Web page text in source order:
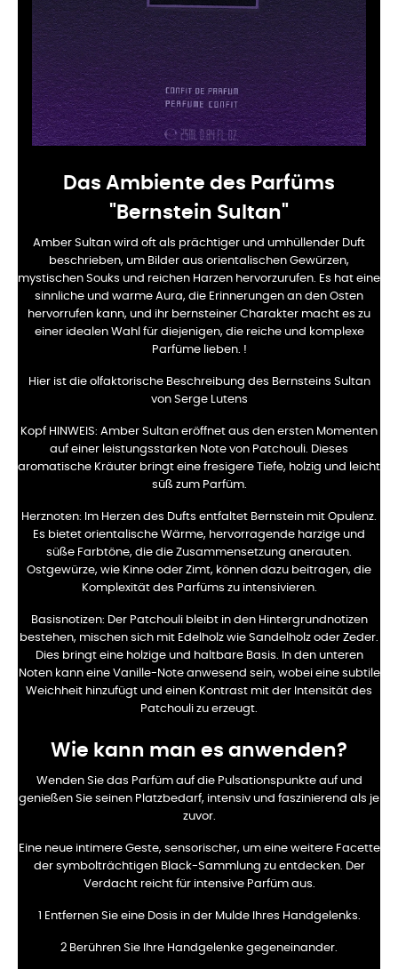
Das Ambiente des Parfüms
"Bernstein Sultan"
Amber Sultan wird oft als prächtiger und umhüllender Duft
beschrieben, um Bilder aus orientalischen Gewürzen,
mystischen Souks und reichen Harzen hervorzurufen. Es hat eine
sinnliche und warme Aura, die Erinnerungen an den Osten
hervorrufen kann, und ihr bernsteiner Charakter macht es zu
einer idealen Wahl für diejenigen, die reiche und komplexe
Parfüme lieben. !
Hier ist die olfaktorische Beschreibung des Bernsteins Sultan
von Serge Lutens
Kopf HINWEIS: Amber Sultan eröffnet aus den ersten Momenten
auf einer leistungsstarken Note von Patchouli. Dieses
aromatische Kräuter bringt eine fresigere Tiefe, holzig und leicht
süß zum Parfüm.
Herznoten:
Im Herzen des Dufts entfaltet Bernstein mit Opulenz.
Es bietet orientalische Wärme, hervorragende harzige und
süße Farbtöne, die die Zusammensetzung anerauten.
Ostgewürze, wie Kinne oder Zimt, können dazu beitragen, die
Komplexität des Parfüms zu intensivieren.
Basisnotizen: Der Patchouli bleibt in den Hintergrundnotizen
bestehen, mischen sich mit Edelholz wie Sandelholz oder Zeder.
Dies bringt eine holzige und haltbare Basis. In den unteren
Noten kann eine Vanille-Note anwesend sein, wobei eine subtile
Weichheit hinzufügt und einen Kontrast mit der Intensität des
Patchouli zu erzeugt.
Wie kann man es anwenden?
Wenden Sie das Parfüm auf die Pulsationspunkte auf und
genießen Sie seinen Platzbedarf, intensiv und faszinierend als je
zuvor.
Eine neue intimere Geste, sensorischer, um eine weitere Facette
der symbolträchtigen Black-Sammlung zu entdecken. Der
Verdacht reicht für intensive Parfüm aus.
1 Entfernen Sie eine Dosis in der Mulde Ihres Handgelenks.
2 Berühren Sie Ihre Handgelenke gegeneinander.